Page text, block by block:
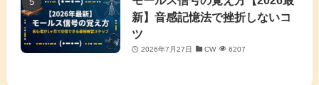
新】音感記憶法で挫折しないコ
ツ
2026年7月27日 CW 6207